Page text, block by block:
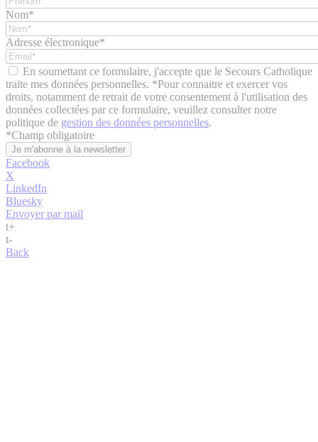
Nom*
Adresse électronique*
En soumettant ce formulaire, j'accepte que le Secours Catholique
traite mes données personnelles. *Pour connaitre et exercer vos
droits, notamment de retrait de votre consentement à l'utilisation des
données collectées par ce formulaire, veuillez consulter notre
politique de gestion des données personnelles.
*Champ obligatoire
Facebook
X
LinkedIn
Bluesky
Envoyer par mail
t+
t-
Back